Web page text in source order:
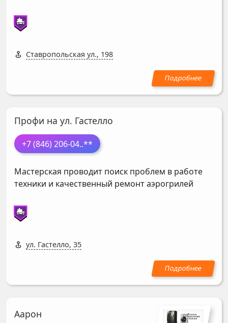
Ставропольская ул., 198
Профи на ул. Гастелло
+7 (846) 206-04..**
Мастерская проводит поиск проблем в работе
техники и качественный ремонт аэрогрилей
ул. Гастелло, 35
Аарон